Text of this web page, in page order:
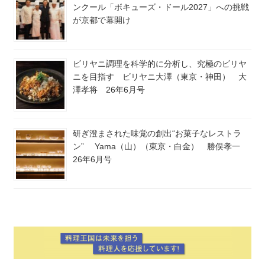
ンクール「ボキューズ・ドール2027」への挑戦
が京都で幕開け
ビリヤニ調理を科学的に分析し、究極のビリヤ
ニを目指す ビリヤニ大澤（東京・神田） 大
澤孝将 26年6月号
研ぎ澄まされた味覚の創出“お菓子なレストラ
ン” Yama（山）（東京・白金） 勝俣孝一
26年6月号